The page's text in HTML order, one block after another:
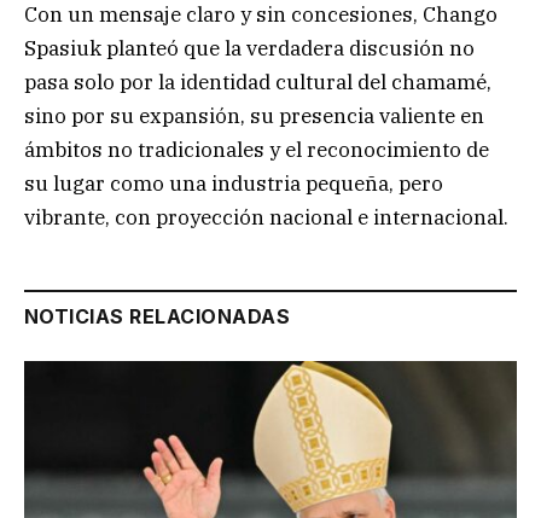
Con un mensaje claro y sin concesiones, Chango
Spasiuk planteó que la verdadera discusión no
pasa solo por la identidad cultural del chamamé,
sino por su expansión, su presencia valiente en
ámbitos no tradicionales y el reconocimiento de
su lugar como una industria pequeña, pero
vibrante, con proyección nacional e internacional.
NOTICIAS RELACIONADAS